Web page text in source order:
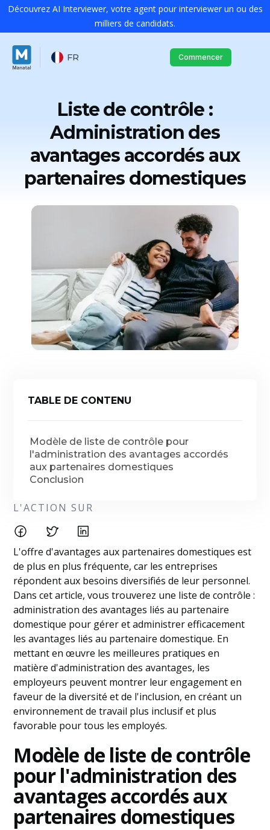
Découvrez AI Interviewer, votre agent pour interviewer un ou des
milliers de candidats.
FR Commencer
Liste de contrôle :
Administration des
avantages accordés aux
partenaires domestiques
TABLE DE CONTENU
Modèle de liste de contrôle pour
l'administration des avantages accordés
aux partenaires domestiques
Conclusion
L'ACTION SUR
L'offre d'avantages aux partenaires domestiques est
de plus en plus fréquente, car les entreprises
répondent aux besoins diversifiés de leur personnel.
Dans cet article, vous trouverez une liste de contrôle :
administration des avantages liés au partenaire
domestique pour gérer et administrer efficacement
les avantages liés au partenaire domestique. En
mettant en œuvre les meilleures pratiques en
matière d'administration des avantages, les
employeurs peuvent montrer leur engagement en
faveur de la diversité et de l'inclusion, en créant un
environnement de travail plus inclusif et plus
favorable pour tous les employés.
Modèle de liste de contrôle
pour l'administration des
avantages accordés aux
partenaires domestiques